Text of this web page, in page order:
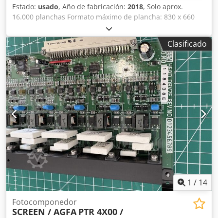
Estado: usado, Año de fabricación: 2018, Solo aprox.
16.000 planchas Formato máximo de plancha: 830 x 660
mm Apogee Workflow 10.69.0 RIP Troquelado en línea
Lavadora Azura C95 Apilador ST 95EX Cjdpfjyt I Unsx
Ahasha Disponible a corto plazo
Clasificado
1 / 14
Fotocomponedor
SCREEN / AGFA PTR 4X00 /